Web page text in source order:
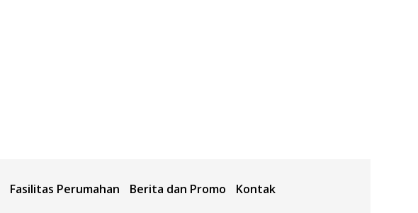
Fasilitas Perumahan Berita dan Promo Kontak